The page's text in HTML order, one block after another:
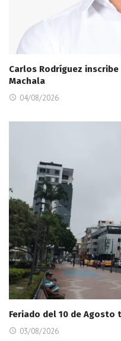
Carlos Rodríguez
Machala
04/08/2026
Feriado del 10 de Agosto
03/08/2026